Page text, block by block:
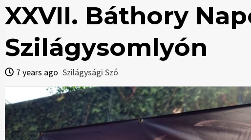
XXVII. Báthory
Szilágysomlyón
7 years ago Szilágysági Szó